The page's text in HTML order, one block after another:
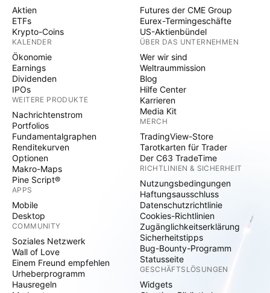
Aktien
ETFs
Krypto-Coins
KALENDER
Ökonomie
Earnings
Dividenden
IPOs
WEITERE PRODUKTE
Nachrichtenstrom
Portfolios
Fundamentalgraphen
Renditekurven
Optionen
Makro-Maps
Pine Script®
APPS
Mobile
Desktop
COMMUNITY
Soziales Netzwerk
Wall of Love
Einem Freund empfehlen
Urheberprogramm
Hausregeln
Futures der CME Group
Eurex-Termingeschäfte
US-Aktienbündel
ÜBER DAS UNTERNEHMEN
Wer wir sind
Weltraummission
Blog
Hilfe Center
Karrieren
Media Kit
MERCH
TradingView-Store
Tarotkarten für Trader
Der C63 TradeTime
RICHTLINIEN & SICHERHEIT
Nutzungsbedingungen
Haftungsausschluss
Datenschutzrichtlinie
Cookies-Richtlinien
Zugänglichkeitserklärung
Sicherheitstipps
Bug-Bounty-Programm
Statusseite
GESCHÄFTSLÖSUNGEN
Widgets